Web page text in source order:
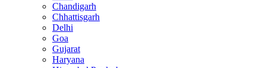
Chandigarh
Chhattisgarh
Delhi
Goa
Gujarat
Haryana